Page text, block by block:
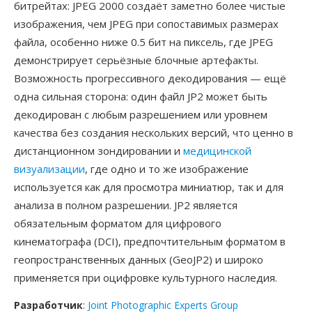
битрейтах: JPEG 2000 создаёт заметно более чистые
изображения, чем JPEG при сопоставимых размерах
файла, особенно ниже 0.5 бит на пиксель, где JPEG
демонстрирует серьёзные блочные артефакты.
Возможность прогрессивного декодирования — ещё
одна сильная сторона: один файл JP2 может быть
декодирован с любым разрешением или уровнем
качества без создания нескольких версий, что ценно в
дистанционном зондировании и медицинской
визуализации, где одно и то же изображение
используется как для просмотра миниатюр, так и для
анализа в полном разрешении. JP2 является
обязательным форматом для цифрового
кинематографа (DCI), предпочтительным форматом в
геопространственных данных (GeoJP2) и широко
применяется при оцифровке культурного наследия.
Разработчик: Joint Photographic Experts Group